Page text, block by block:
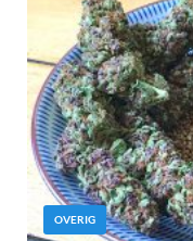
OVERIG